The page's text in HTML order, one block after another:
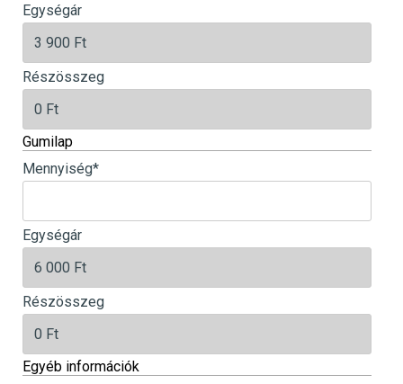
Egységár
Részösszeg
Gumilap
Mennyiség*
Egységár
Részösszeg
Egyéb információk